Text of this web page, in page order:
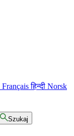
Françaisहिन्दी Norsk
Szukaj